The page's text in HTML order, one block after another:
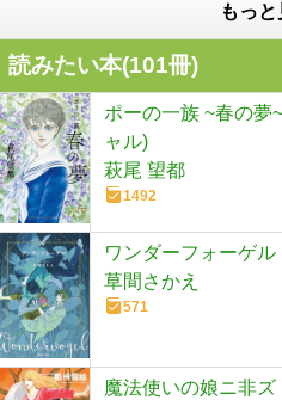
もっと
読みたい本(101冊)
ポーの一族 ~春の夢
ャル)
萩尾 望都
1492
ワンダーフォーゲ
草間さかえ
571
魔法使いの娘ニ非ズ